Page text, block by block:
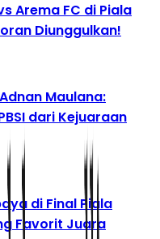
Arema FC di Piala
Diunggulkan!
Maulana:
dari Kejuaraan
di Final Piala
Favorit Juara